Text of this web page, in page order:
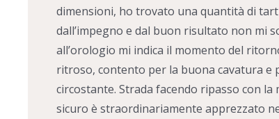
dimensioni, ho trovato una quantità di
dall’impegno e dal buon risultato non mi
all’orologio mi indica il momento del
ritroso, contento per la buona cavatura e
circostante. Strada facendo ripasso con
sicuro è straordinariamente apprezzato